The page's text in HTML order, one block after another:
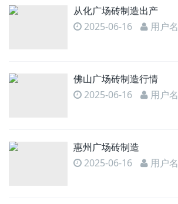
从化广场砖制造出产
2025-06-16 用户名
佛山广场砖制造行情
2025-06-16 用户名
惠州广场砖制造
2025-06-16 用户名